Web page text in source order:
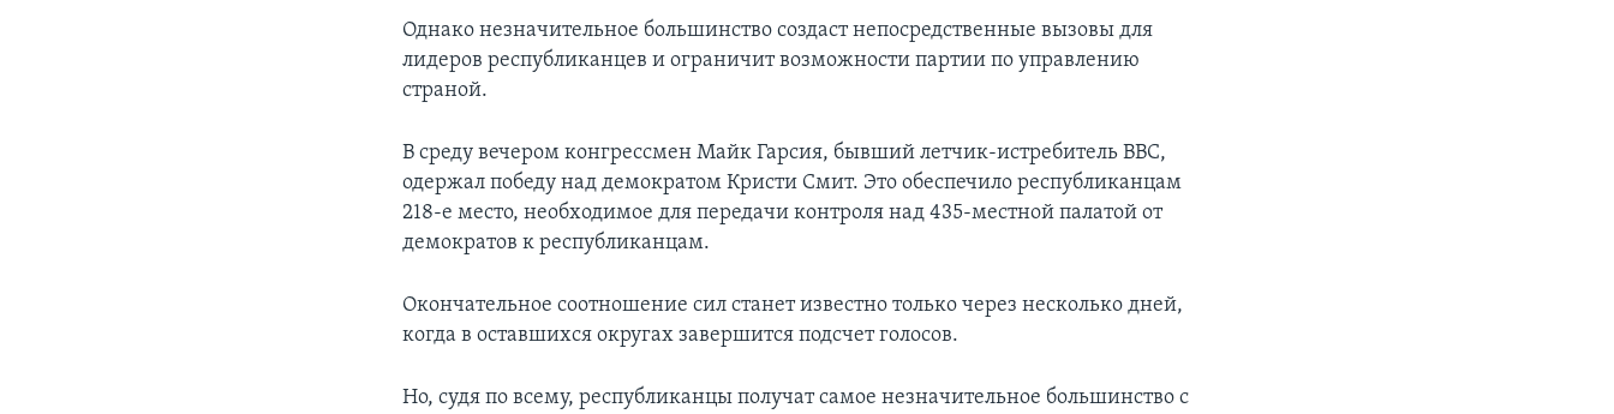
Однако незначительное большинство создаст непосредственные вызовы для
лидеров республиканцев и ограничит возможности партии по управлению
страной.
В среду вечером конгрессмен Майк Гарсия, бывший летчик-истребитель ВВС,
одержал победу над демократом Кристи Смит. Это обеспечило республиканцам
218-е место, необходимое для передачи контроля над 435-местной палатой от
демократов к республиканцам.
Окончательное соотношение сил станет известно только через несколько дней,
когда в оставшихся округах завершится подсчет голосов.
Но, судя по всему, республиканцы получат самое незначительное большинство с